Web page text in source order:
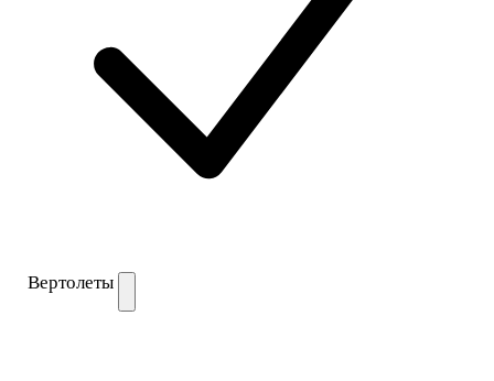
Вертолеты